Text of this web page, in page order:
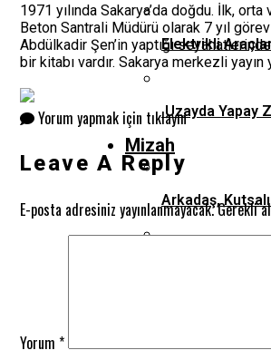
Elektrikli
Uzayda Yapay
Mizah
Arkadaş,
Damak Diş,
1971 yılında Sakarya’da doğdu. İlk,
Beton Santrali Müdürü olarak 7 yıl
Abdülkadir Şen’in yaptığı
bir kitabı vardır. Sakarya merkezli
Yorum yapmak için tıklayın
Leave A Reply
E-posta adresiniz yayınlanmayacak.Gerekli
Yorum *